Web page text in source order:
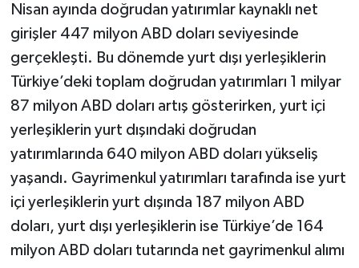
Nisan ayında doğrudan yatırımlar kaynaklı net
girişler 447 milyon ABD doları seviyesinde
gerçekleşti. Bu dönemde yurt dışı yerleşiklerin
Türkiye’deki toplam doğrudan yatırımları 1 milyar
87 milyon ABD doları artış gösterirken, yurt içi
yerleşiklerin yurt dışındaki doğrudan
yatırımlarında 640 milyon ABD doları yükseliş
yaşandı. Gayrimenkul yatırımları tarafında ise yurt
içi yerleşiklerin yurt dışında 187 milyon ABD
doları, yurt dışı yerleşiklerin ise Türkiye’de 164
milyon ABD doları tutarında net gayrimenkul alımı